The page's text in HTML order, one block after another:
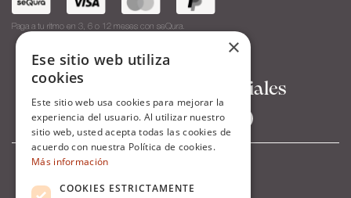
Paga a tu ritmo en 3, 6 o 12 meses con seQura.
Síguenos en Redes Sociales
×
Ese sitio web utiliza
cookies
Este sitio web usa cookies para mejorar la
experiencia del usuario. Al utilizar nuestro
sitio web, usted acepta todas las cookies de
acuerdo con nuestra Política de cookies.
Más información
COOKIES ESTRICTAMENTE